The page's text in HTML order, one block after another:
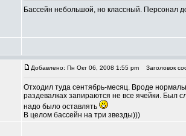
Бассейн небольшой, но классный. Персонал
Добавлено: Пн Окт 06, 2008 1:55 pm Заголовок
Отходил туда сентябрь-месяц. Вроде
раздевалках запираются не все ячейки. Был
надо было оставлять
В целом бассейн на три звезды)))